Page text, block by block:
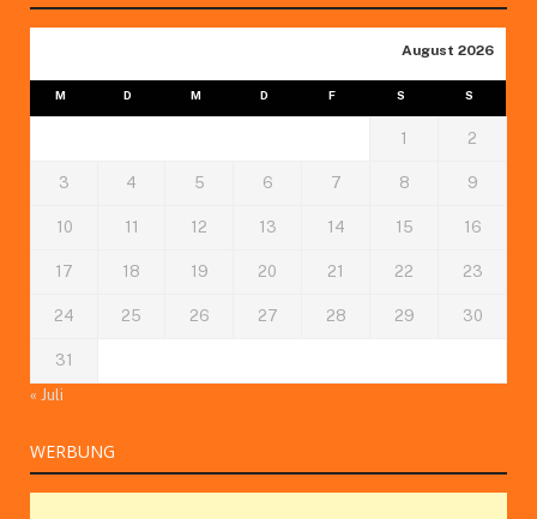
August 2026
M D M D F S S
1 2
3 4 5 6 7 8 9
10 11 12 13 14 15 16
17 18 19 20 21 22 23
24 25 26 27 28 29 30
31
« Juli
WERBUNG